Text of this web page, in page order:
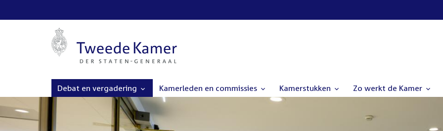
Debat en vergadering Kamerleden en commissies Kamerstukken Zo werkt de Kamer